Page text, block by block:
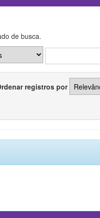
de busca.
registros por